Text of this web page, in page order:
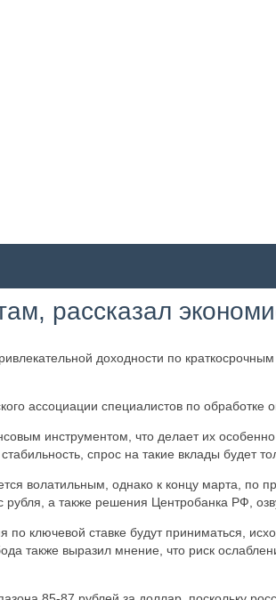
рассказал
доходности по
ассоциации специалистов по
инструментом, что делает их
спрос на такие вклады будет
волатильным, однако к концу марта, по
а также решения Центробанка РФ,
ключевой ставке будут приниматься,
также выразил мнение, что риск